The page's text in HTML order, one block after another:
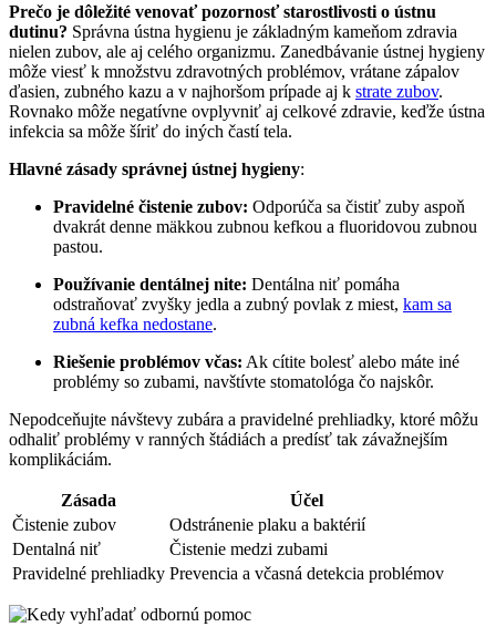
Prečo je dôležité venovať pozornosť starostlivosti o ústnu
‍dutinu? Správna⁣ ústna hygienu je základným ‌kameňom ‌zdravia
nielen zubov, ale aj celého organizmu. Zanedbávanie ústnej hygieny
môže viesť k množstvu⁣ zdravotných problémov, vrátane zápalov
ďasien, zubného kazu a v najhoršom‌ prípade aj⁣ k strate zubov.
Rovnako môže negatívne ovplyvniť aj ​celkové zdravie, keďže ústna
infekcia sa môže šíriť do iných častí tela.
Hlavné zásady správnej ústnej hygieny:
Pravidelné čistenie zubov: Odporúča sa čistiť zuby aspoň
dvakrát denne mäkkou zubnou kefkou a fluoridovou zubnou
pastou.
Používanie​ dentálnej nite: Dentálna ⁤niť pomáha
odstraňovať zvyšky jedla a zubný povlak z miest, kam sa
zubná kefka nedostane.
Riešenie problémov​ včas: Ak cítite bolesť alebo máte iné
problémy so zubami, navštívte stomatológa čo najskôr.
Nepodceňujte návštevy zubára ​a pravidelné ⁢prehliadky, ktoré môžu
odhaliť problémy v ranných štádiách a predísť tak závažnejším
⁤komplikáciám.
Zásada
Účel
Čistenie zubov
Odstránenie plaku a ⁣baktérií
Dentalná niť
Čistenie medzi zubami
Pravidelné prehliadky Prevencia a včasná ​detekcia problémov